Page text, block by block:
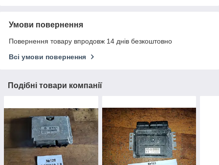
Умови повернення
Повернення товару впродовж 14 днів безкоштовно
Всі умови повернення
Подібні товари компанії